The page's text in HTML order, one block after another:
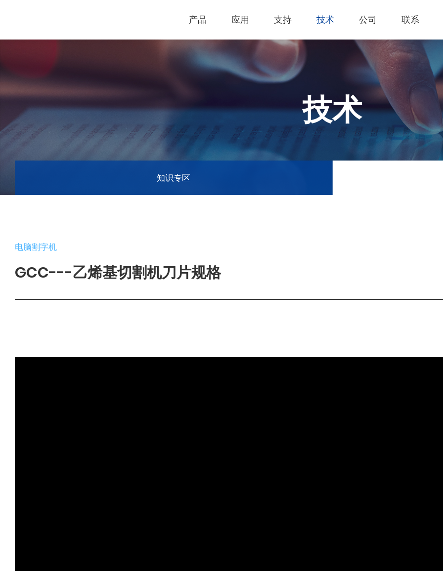
产品
激光打标机
应用
热门应用
薄膜切割
玻璃
礼赠品
首饰
塑料
陈列展示
支持
技术支持
下载专区
过保固服务
技术
产品影片
公司
关于我们
创新技术
客户服务
里
全部
公司
新
最新
联系
客户服务
成为代理商
其他问题
GCC 联系信息
Financing
GCC Web
GCC Club
代理商入口
技术
知识专区
电脑割字机
GCC---乙烯基切割机刀片规格